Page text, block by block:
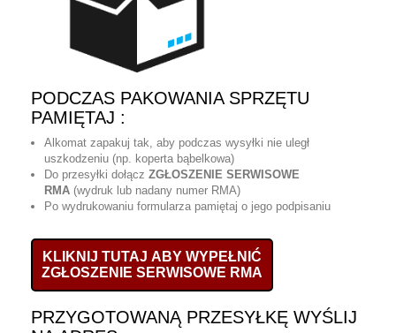
PODCZAS PAKOWANIA SPRZĘTU
PAMIĘTAJ :
Alkomat zapakuj tak, aby podczas wysyłki nie uległ
uszkodzeniu (np. koperta bąbelkowa)
Do przesyłki dołącz ZGŁOSZENIE SERWISOWE
RMA (wydruk lub nadany numer RMA)
Po wydrukowaniu formularza pamiętaj o jego podpisaniu
KLIKNIJ TUTAJ ABY WYPEŁNIĆ
ZGŁOSZENIE SERWISOWE RMA
PRZYGOTOWANĄ PRZESYŁKĘ WYŚLIJ